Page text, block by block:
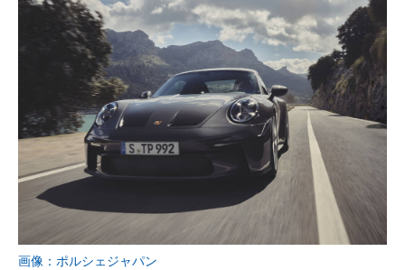
建設×テクノロジーの最前線
ちょっと気になるネットの話題
画像：ポルシェジャパン